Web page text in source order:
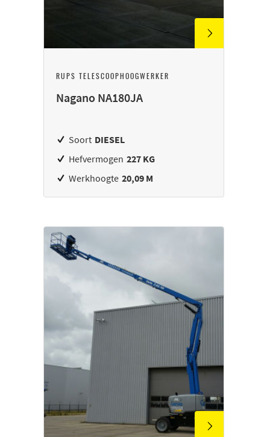
RUPS TELESCOOPHOOGWERKER
Nagano NA180JA
Soort DIESEL
Hefvermogen 227 KG
Werkhoogte 20,09 M